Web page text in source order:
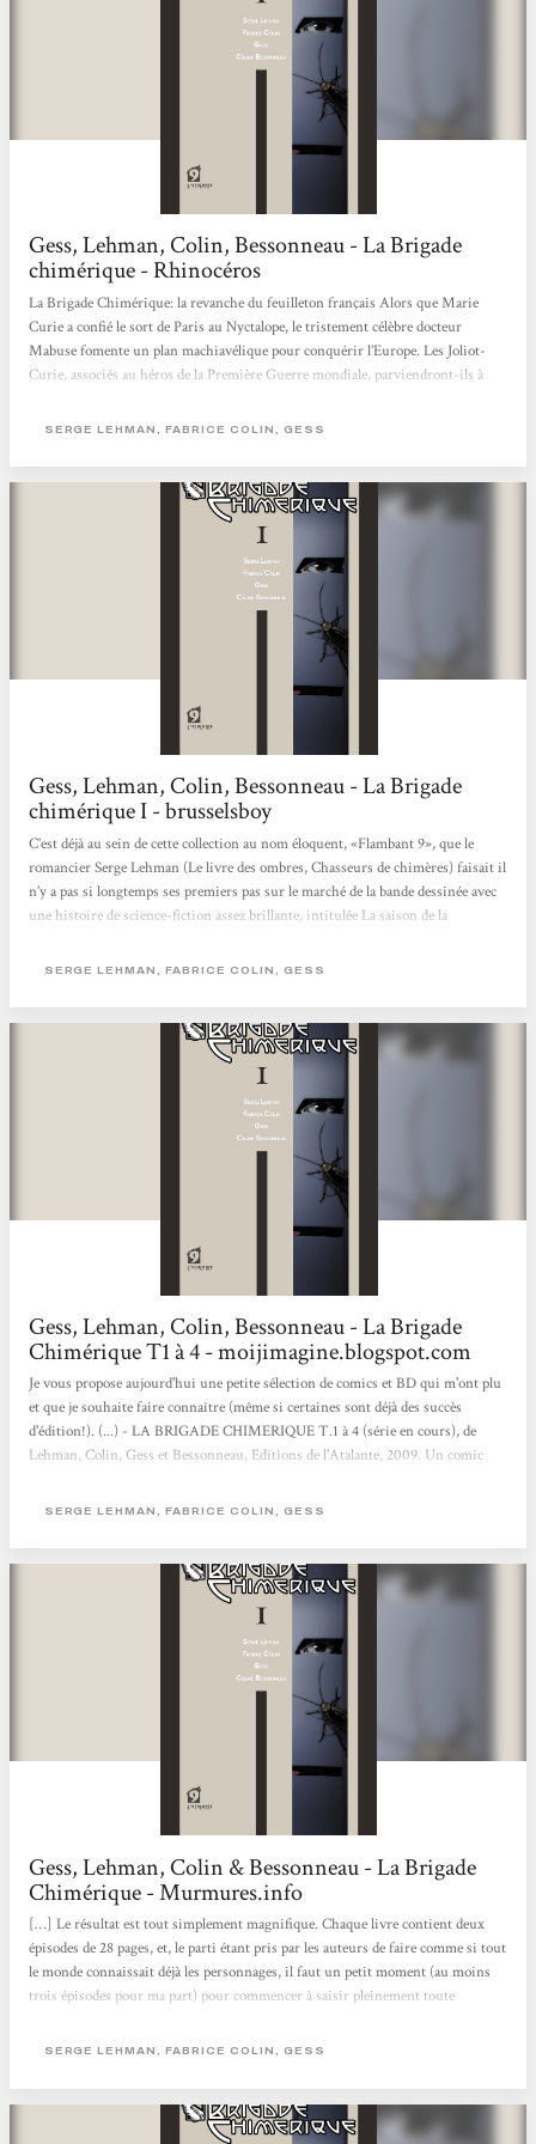
Gess, Lehman, Colin, Bessonneau - La Brigade
chimérique - Rhinocéros
La Brigade Chimérique: la revanche du feuilleton français Alors que Marie
Curie a confié le sort de Paris au Nyctalope, le tristement célèbre docteur
Mabuse fomente un plan machiavélique pour conquérir l’Europe. Les Joliot-
Curie, associés au héros de la Première Guerre mondiale, parviendront-ils à
l’écrivain de science-fiction Serge Lehman s’était surpris à constater à quel
largement...
SERGE LEHMAN, FABRICE COLIN, GESS
Gess, Lehman, Colin, Bessonneau - La Brigade
chimérique I - brusselsboy
C’est déjà au sein de cette collection au nom éloquent, «Flambant 9», que le
romancier Serge Lehman (Le livre des ombres, Chasseurs de chimères) faisait il
n’y a pas si longtemps ses premiers pas sur le marché de la bande dessinée avec
une histoire de science-fiction assez brillante, intitulée La saison de la
accompagné de Fabrice Collin (« Tir Nan Og ») en tant que co-scénariste, que
SERGE LEHMAN, FABRICE COLIN, GESS
Gess, Lehman, Colin, Bessonneau - La Brigade
Chimérique T1 à 4 - moijimagine.blogspot.com
Je vous propose aujourd'hui une petite sélection de comics et BD qui m'ont plu
et que je souhaite faire connaître (même si certaines sont déjà des succès
d'édition!). (...) - LA BRIGADE CHIMERIQUE T.1 à 4 (série en cours), de
Lehman, Colin, Gess et Bessonneau, Editions de l'Atalante, 2009. Un comic
forme mais basant son histoire juste avant la seconde guerre mondiale. Les
période d'avant guerre où pouvoirs mystiques et super-sciences...
SERGE LEHMAN, FABRICE COLIN, GESS
Gess, Lehman, Colin & Bessonneau - La Brigade
Chimérique - Murmures.info
[…] Le résultat est tout simplement magnifique. Chaque livre contient deux
épisodes de 28 pages, et, le parti étant pris par les auteurs de faire comme si tout
le monde connaissait déjà les personnages, il faut un petit moment (au moins
trois épisodes pour ma part) pour commencer à saisir pleinement toute
comics américains, et les couvertures (du livre comme de chacun des épisodes)
qui colle parfaitement au contexte et tranche avec celui...
SERGE LEHMAN, FABRICE COLIN, GESS